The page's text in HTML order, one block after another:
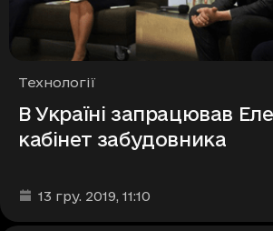
Рубрики
Технології
В Україні запрацював
кабінет забудовника
Дата та час публікації
13 гру. 2019, 11:10